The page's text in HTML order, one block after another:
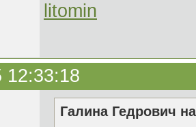
litomin
12:33:18
Галина Гедрович